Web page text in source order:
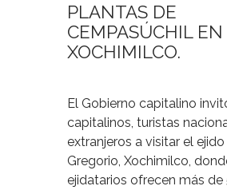
PLANTAS DE
CEMPASÚCHIL EN
XOCHIMILCO.
El Gobierno capitalino
capitalinos, turistas
extranjeros a visitar el ejido
Gregorio, Xochimilco,
ejidatarios ofrecen más de